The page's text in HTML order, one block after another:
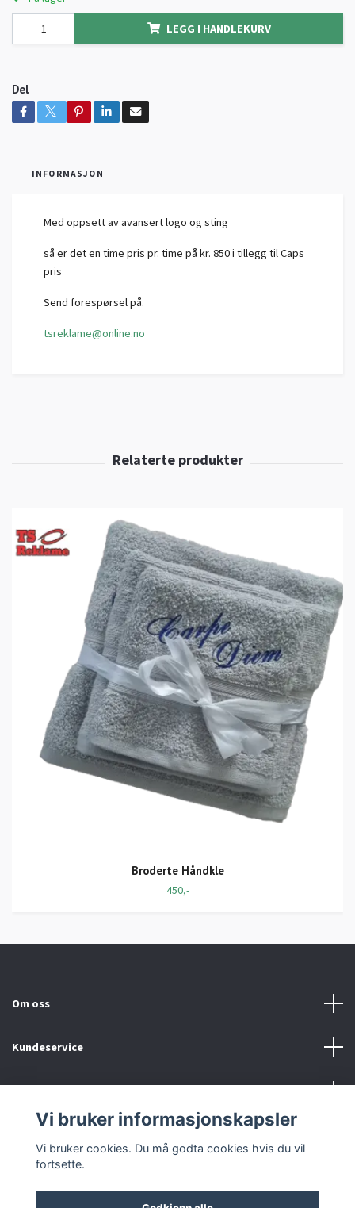
LEGG I HANDLEKURV
Del
INFORMASJON
Med oppsett av avansert logo og sting
så er det en time pris pr. time på kr. 850 i tillegg til Caps
pris
Send forespørsel på.
tsreklame@online.no
Broderte Håndkle
450,-
Om oss
Kundeservice
Vi bruker informasjonskapsler
Vi bruker cookies. Du må godta cookies hvis du vil
fortsette.